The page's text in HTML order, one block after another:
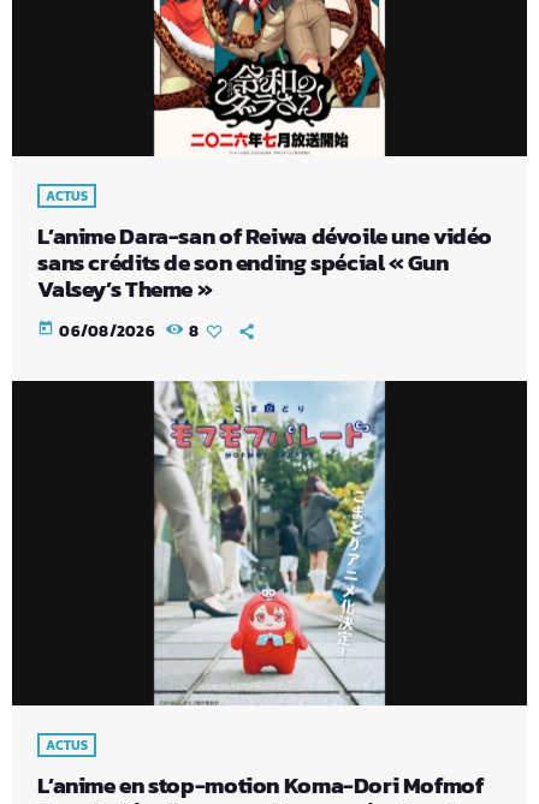
ACTUS
L’anime Dara-san of Reiwa dévoile une vidéo
sans crédits de son ending spécial « Gun
Valsey’s Theme »
today 06/08/2026 8
ACTUS
L’anime en stop-motion Koma-Dori Mofmof